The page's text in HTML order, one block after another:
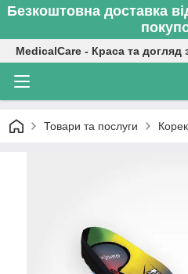
Безкоштовна доставка
MedicalCare - Краса та
Товари та послуги